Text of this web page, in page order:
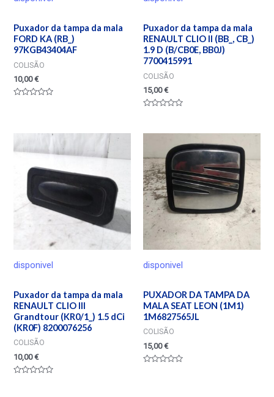
Puxador da tampa da mala
FORD KA (RB_)
97KGB43404AF
COLISÃO
10,00€
Puxador da tampa da mala
RENAULT CLIO II (BB_, CB_)
1.9 D (B/CB0E, BB0J)
7700415991
COLISÃO
15,00€
disponivel
Puxador da tampa da mala
RENAULT CLIO III
Grandtour (KR0/1_) 1.5 dCi
(KR0F) 8200076256
COLISÃO
10,00€
disponivel
PUXADOR DA TAMPA DA
MALA SEAT LEON (1M1)
1M6827565JL
COLISÃO
15,00€